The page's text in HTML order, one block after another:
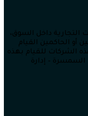
التجارية داخل السوق،
أو الحاكمين القيام
الشركات للقيام بهذه
– إدارة